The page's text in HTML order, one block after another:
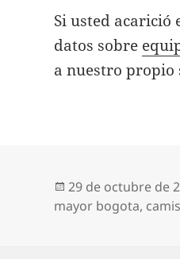
Si usted acarició
datos sobre
a nuestro propio
Publicado
el
29 de octubre de
mayor bogota,